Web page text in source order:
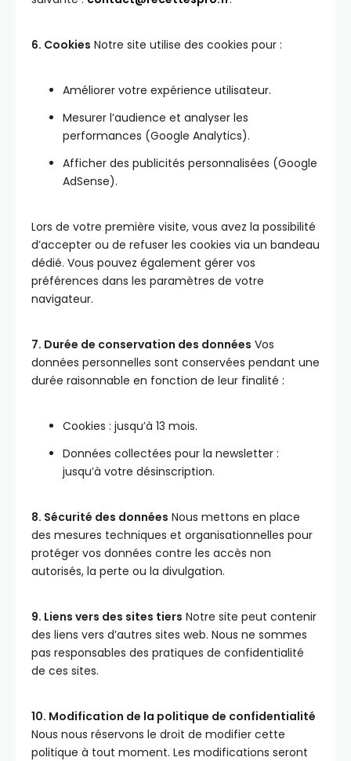
6. Cookies Notre site utilise des cookies pour :
Améliorer votre expérience utilisateur.
Mesurer l’audience et analyser les
performances (Google Analytics).
Afficher des publicités personnalisées (Google
AdSense).
Lors de votre première visite, vous avez la possibilité
d’accepter ou de refuser les cookies via un bandeau
dédié. Vous pouvez également gérer vos
préférences dans les paramètres de votre
navigateur.
7. Durée de conservation des données Vos
données personnelles sont conservées pendant une
durée raisonnable en fonction de leur finalité :
Cookies : jusqu’à 13 mois.
Données collectées pour la newsletter :
jusqu’à votre désinscription.
8. Sécurité des données Nous mettons en place
des mesures techniques et organisationnelles pour
protéger vos données contre les accès non
autorisés, la perte ou la divulgation.
9. Liens vers des sites tiers Notre site peut contenir
des liens vers d’autres sites web. Nous ne sommes
pas responsables des pratiques de confidentialité
de ces sites.
10. Modification de la politique de confidentialité
Nous nous réservons le droit de modifier cette
politique à tout moment. Les modifications seront